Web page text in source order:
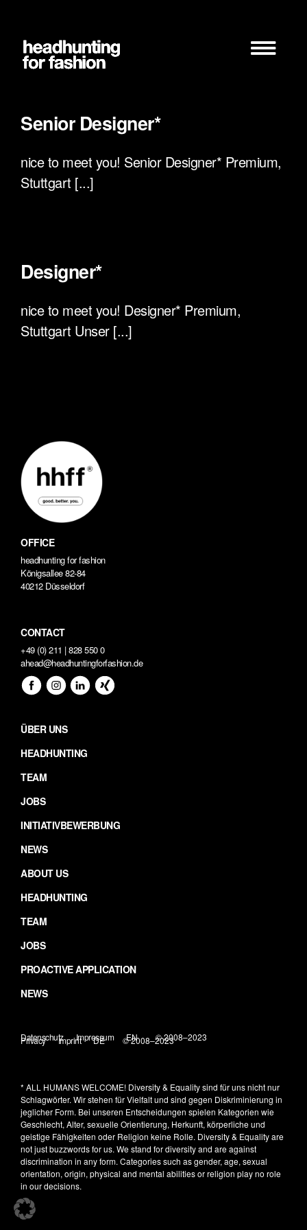
springen
Senior Designer*
nice to meet you! Senior Designer* Premium,
Stuttgart [...]
Designer*
nice to meet you! Designer* Premium,
Stuttgart Unser [...]
OFFICE
headhunting for fashion
Königsallee 82-84
40212 Düsseldorf
CONTACT
+49 (0) 211 | 828 550 0
ahead@headhuntingforfashion.de
ÜBER UNS
HEADHUNTING
TEAM
JOBS
INITIATIVBEWERBUNG
NEWS
ABOUT US
HEADHUNTING
TEAM
JOBS
PROACTIVE APPLICATION
NEWS
Datenschutz Impressum EN © 2008–2023
Privacy Imprint DE © 2008–2023
* ALL HUMANS WELCOME! Diversity & Equality sind für uns nicht nur
Schlagwörter. Wir stehen für Vielfalt und sind gegen Diskriminierung in
jeglicher Form. Bei unseren Entscheidungen spielen Kategorien wie
Geschlecht, Alter, sexuelle Orientierung, Herkunft, körperliche und
geistige Fähigkeiten oder Religion keine Rolle. Diversity & Equality are
not just buzzwords for us. We stand for diversity and are against
discrimination in any form. Categories such as gender, age, sexual
orientation, origin, physical and mental abilities or religion play no role
in our decisions.